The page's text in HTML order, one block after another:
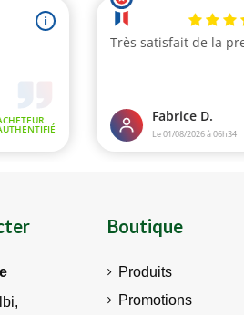
Boutique
Produits
Promotions